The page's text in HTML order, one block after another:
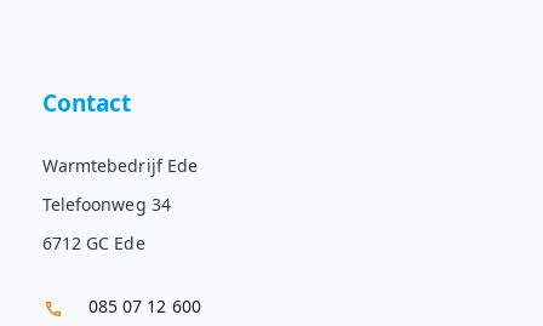
Contact
Warmtebedrijf Ede
Telefoonweg 34
6712 GC Ede
085 07 12 600